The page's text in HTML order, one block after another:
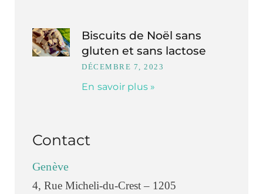
Biscuits de Noël sans
gluten et sans lactose
DÉCEMBRE 7, 2023
En savoir plus »
Contact
Genève
4, Rue Micheli-du-Crest – 1205